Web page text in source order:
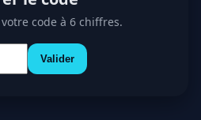
code à 6 chiffres.
Valider